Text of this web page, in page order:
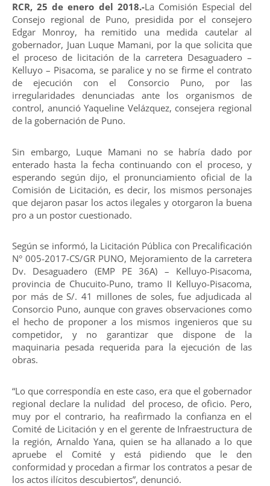
RCR, 25 de enero del 2018.-La Comisión Especial del
Consejo regional de Puno, presidida por el consejero
Edgar Monroy, ha remitido una medida cautelar al
gobernador, Juan Luque Mamani, por la que solicita que
el proceso de licitación de la carretera Desaguadero –
Kelluyo – Pisacoma, se paralice y no se firme el contrato
de ejecución con el Consorcio Puno, por las
irregularidades denunciadas ante los organismos de
control, anunció Yaqueline Velázquez, consejera regional
de la gobernación de Puno.
Sin embargo, Luque Mamani no se habría dado por
enterado hasta la fecha continuando con el proceso, y
esperando según dijo, el pronunciamiento oficial de la
Comisión de Licitación, es decir, los mismos personajes
que dejaron pasar los actos ilegales y otorgaron la buena
pro a un postor cuestionado.
Según se informó, la Licitación Pública con Precalificación
N° 005-2017-CS/GR PUNO, Mejoramiento de la carretera
Dv. Desaguadero (EMP PE 36A) – Kelluyo-Pisacoma,
provincia de Chucuito-Puno, tramo II Kelluyo-Pisacoma,
por más de S/. 41 millones de soles, fue adjudicada al
Consorcio Puno, aunque con graves observaciones como
el hecho de proponer a los mismos ingenieros que su
competidor, y no garantizar que dispone de la
maquinaria pesada requerida para la ejecución de las
obras.
“Lo que correspondía en este caso, era que el gobernador
regional declare la nulidad del proceso, de oficio. Pero,
muy por el contrario, ha reafirmado la confianza en el
Comité de Licitación y en el gerente de Infraestructura de
la región, Arnaldo Yana, quien se ha allanado a lo que
apruebe el Comité y está pidiendo que le den
conformidad y procedan a firmar los contratos a pesar de
los actos ilícitos descubiertos”, denunció.